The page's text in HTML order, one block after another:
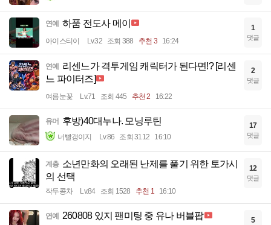
연예 하품 전도사 메이
아이스티이 Lv.32 조회 388 추천 3 16:24
1
댓글
연예 리센느가 격투게임 캐릭터가 된다면!? [리센
느 파이터즈]
여름눈꽃 Lv.71 조회 445 추천 2 16:22
2
댓글
유머 후방)40대누나. 모닝루틴
너빨갱이지 Lv.86 조회 3112 16:10
17
댓글
계층 소년만화의 오래된 난제를 풀기 위한 토가시
의 선택
작두콩차 Lv.84 조회 1528 추천 1 16:10
12
댓글
연예 260808 있지 팬미팅 중 유나 버블팝 5